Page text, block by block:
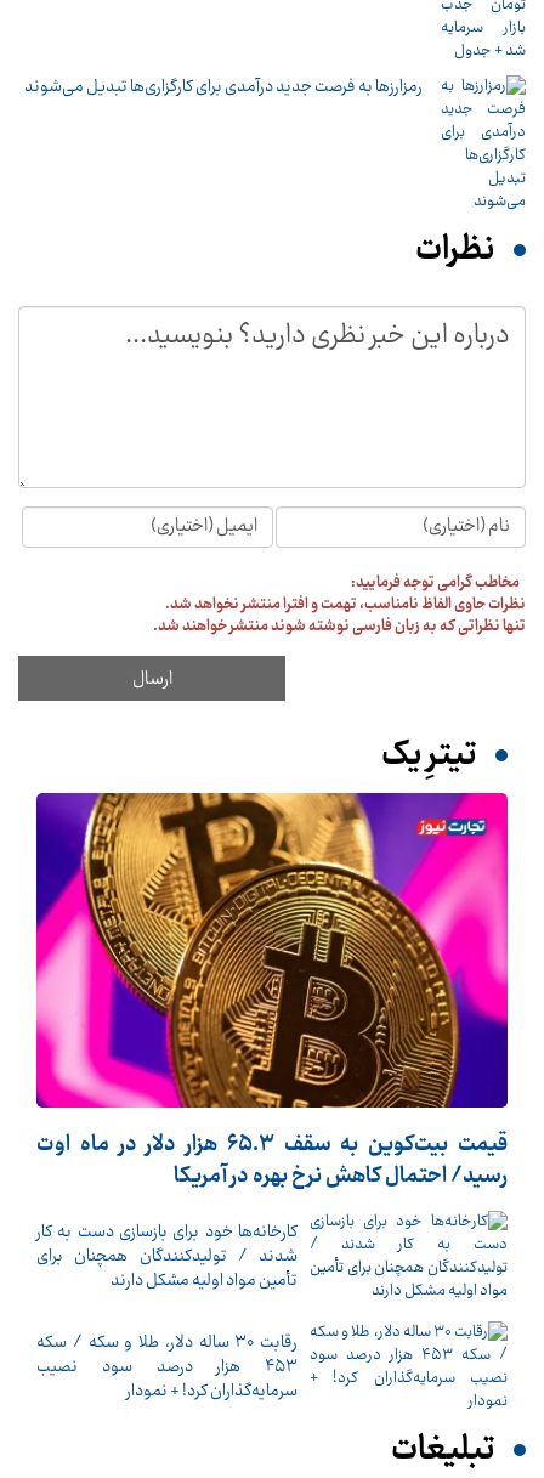
رمزارزها به فرصت جدید درآمدی برای کارگزاری‌ها تبدیل می‌شوند
نظرات
مخاطب گرامی توجه فرمایید:
نظرات حاوی الفاظ نامناسب، تهمت و افترا منتشر نخواهد شد.
تنها نظراتی که به زبان فارسی نوشته شوند منتشر خواهند شد.
تیترِ یک
قیمت بیت‌کوین به سقف ۶۵.۳ هزار دلار در ماه اوت
رسید/ احتمال کاهش نرخ بهره در آمریکا
کارخانه‌ها خود برای بازسازی دست به کار
شدند / تولیدکنندگان همچنان برای
تأمین مواد اولیه مشکل دارند
رقابت ۳۰ ساله دلار، طلا و سکه / سکه
۴۵۳ هزار درصد سود نصیب
سرمایه‌گذاران کرد! + نمودار
تبلیغات